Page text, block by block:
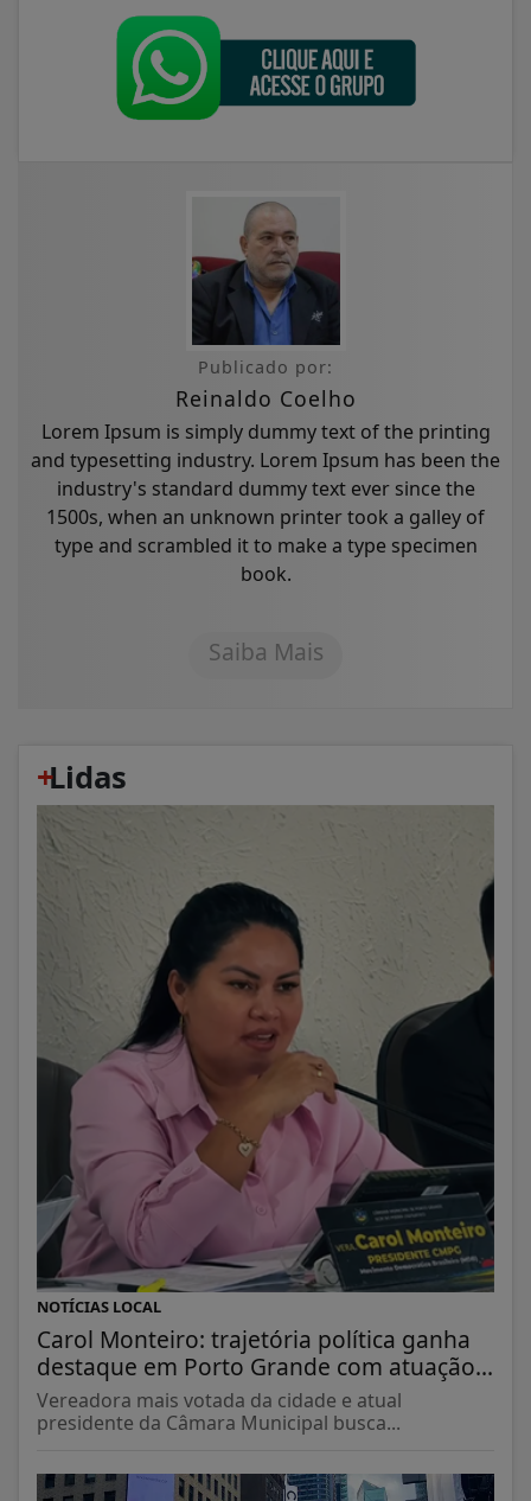
Publicado por:
Reinaldo Coelho
Lorem Ipsum is simply dummy text of the printing
and typesetting industry. Lorem Ipsum has been the
industry's standard dummy text ever since the
1500s, when an unknown printer took a galley of
type and scrambled it to make a type specimen
book.
Saiba Mais
+
Lidas
NOTÍCIAS LOCAL
Carol Monteiro: trajetória política ganha
destaque em Porto Grande com atuação...
Vereadora mais votada da cidade e atual
presidente da Câmara Municipal busca...